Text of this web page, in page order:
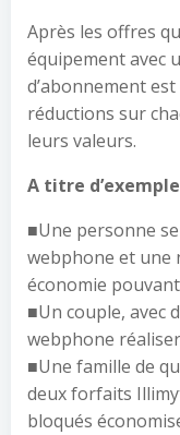
Après les offres
équipement avec
d’abonnement
réductions sur
leurs valeurs.
A titre
■Une personne
webphone et une
économie
■Un couple, avec
webphone
■Une famille de
deux forfaits
bloqués